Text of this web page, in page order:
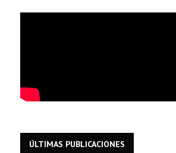
ÚLTIMAS PUBLICACIONES